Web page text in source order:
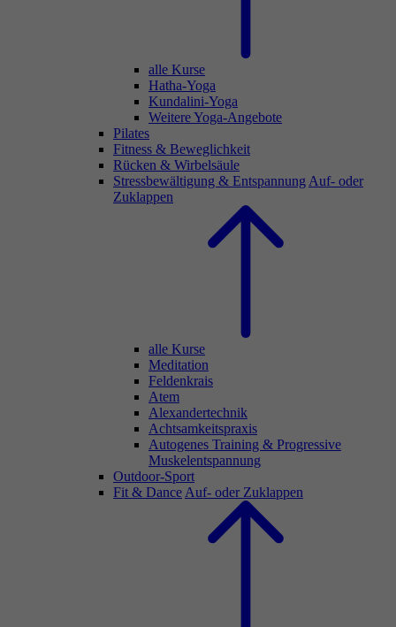
alle Kurse
Hatha-Yoga
Kundalini-Yoga
Weitere Yoga-Angebote
Pilates
Fitness & Beweglichkeit
Rücken & Wirbelsäule
Stressbewältigung & Entspannung Auf- oder
Zuklappen
alle Kurse
Meditation
Feldenkrais
Atem
Alexandertechnik
Achtsamkeitspraxis
Autogenes Training & Progressive
Muskelentspannung
Outdoor-Sport
Fit & Dance Auf- oder Zuklappen